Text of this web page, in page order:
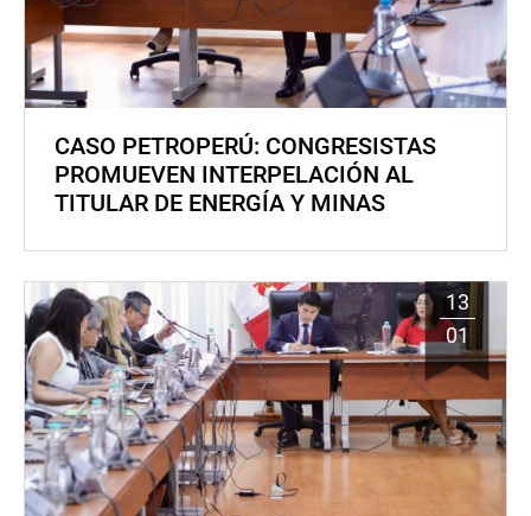
CASO PETROPERÚ: CONGRESISTAS
PROMUEVEN INTERPELACIÓN AL
TITULAR DE ENERGÍA Y MINAS
13
01